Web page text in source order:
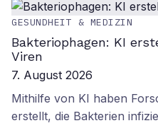
GESUNDHEIT & MEDIZIN
Bakteriophagen: KI
Viren
7. August 2026
Mithilfe von KI haben
erstellt, die Bakterien